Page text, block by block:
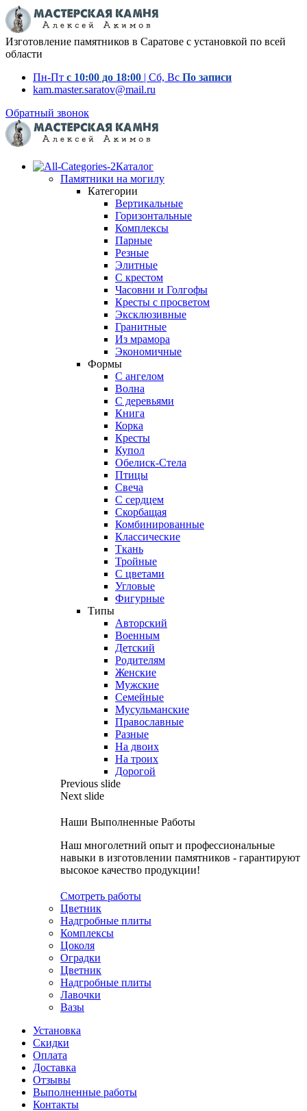
Изготовление памятников в Саратове с установкой по всей
области
Пн-Пт с 10:00 до 18:00 | Сб, Вс По записи
kam.master.saratov@mail.ru
Обратный звонок
Каталог
Памятники на могилу
Категории
Вертикальные
Горизонтальные
Комплексы
Парные
Резные
Элитные
С крестом
Часовни и Голгофы
Кресты с просветом
Эксклюзивные
Гранитные
Из мрамора
Экономичные
Формы
С ангелом
Волна
С деревьями
Книга
Корка
Кресты
Купол
Обелиск-Стела
Птицы
Свеча
С сердцем
Скорбащая
Комбинированные
Классические
Ткань
Тройные
С цветами
Угловые
Фигурные
Типы
Авторский
Военным
Детский
Родителям
Женские
Мужские
Семейные
Мусульманские
Православные
Разные
На двоих
На троих
Дорогой
Previous slide
Next slide
Наши Выполненные Работы
Наш многолетний опыт и профессиональные
навыки в изготовлении памятников - гарантируют
высокое качество продукции!
Смотреть работы
Цветник
Надгробные плиты
Комплексы
Цоколя
Оградки
Цветник
Надгробные плиты
Лавочки
Вазы
Установка
Скидки
Оплата
Доставка
Отзывы
Выполненные работы
Контакты